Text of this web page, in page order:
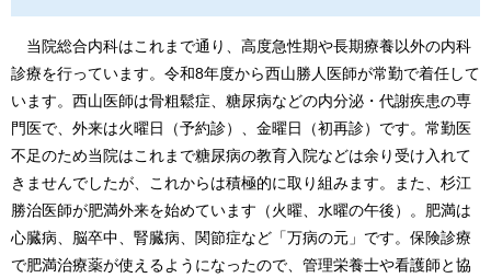
当院総合内科はこれまで通り、高度急性期や長期療養以外の内科
診療を行っています。令和8年度から西山勝人医師が常勤で着任して
います。西山医師は骨粗鬆症、糖尿病などの内分泌・代謝疾患の専
門医で、外来は火曜日（予約診）、金曜日（初再診）です。常勤医
不足のため当院はこれまで糖尿病の教育入院などは余り受け入れて
きませんでしたが、これからは積極的に取り組みます。また、杉江
勝治医師が肥満外来を始めています（火曜、水曜の午後）。肥満は
心臓病、脳卒中、腎臓病、関節症など「万病の元」です。保険診療
で肥満治療薬が使えるようになったので、管理栄養士や看護師と協